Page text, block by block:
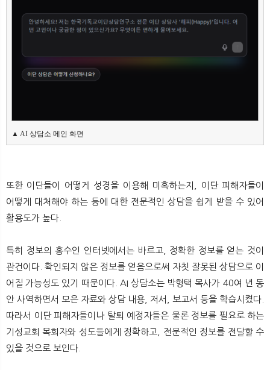
▲ AI 상담소 메인 화면​
또한 이단들이 어떻게 성경을 이용해 미혹하는지, 이단 피해자들이
어떻게 대처해야 하는 등에 대한 전문적인 상담을 쉽게 받을 수 있어
활용도가 높다.
특히 정보의 홍수인 인터넷에서는 바르고, 정확한 정보를 얻는 것이
관건이다. 확인되지 않은 정보를 얻음으로써 자칫 잘못된 상담으로 이
어질 가능성도 있기 때문이다. AI 상담소는 박형택 목사가 40여 년 동
안 사역하면서 모은 자료와 상담 내용, 저서, 보고서 등을 학습시켰다.
따라서 이단 피해자들이나 탈퇴 예정자들은 물론 정보를 필요로 하는
기성교회 목회자와 성도들에게 정확하고, 전문적인 정보를 전달할 수
있을 것으로 보인다.